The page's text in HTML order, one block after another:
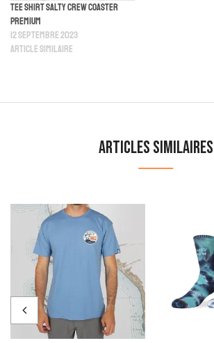
Tee Shirt Salty Crew Coaster
Premium
12 septembre 2023
Article similaire
Articles similaires